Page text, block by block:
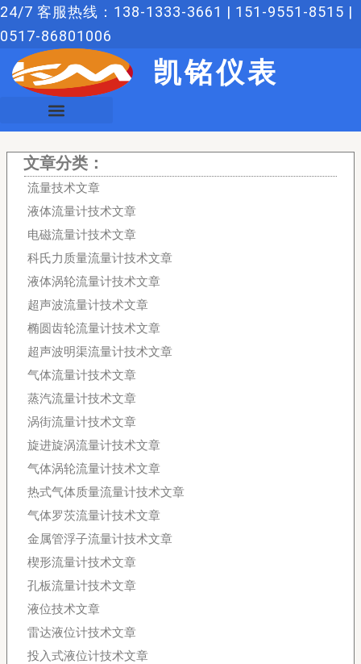
跳
至
24/7 客服热线：138-1333-3661 | 151-9551-8515 |
0517-86801006
凯铭仪表
文章分类：
流量技术文章
液体流量计技术文章
电磁流量计技术文章
科氏力质量流量计技术文章
液体涡轮流量计技术文章
超声波流量计技术文章
椭圆齿轮流量计技术文章
超声波明渠流量计技术文章
气体流量计技术文章
蒸汽流量计技术文章
涡街流量计技术文章
旋进旋涡流量计技术文章
气体涡轮流量计技术文章
热式气体质量流量计技术文章
气体罗茨流量计技术文章
金属管浮子流量计技术文章
楔形流量计技术文章
孔板流量计技术文章
液位技术文章
雷达液位计技术文章
投入式液位计技术文章